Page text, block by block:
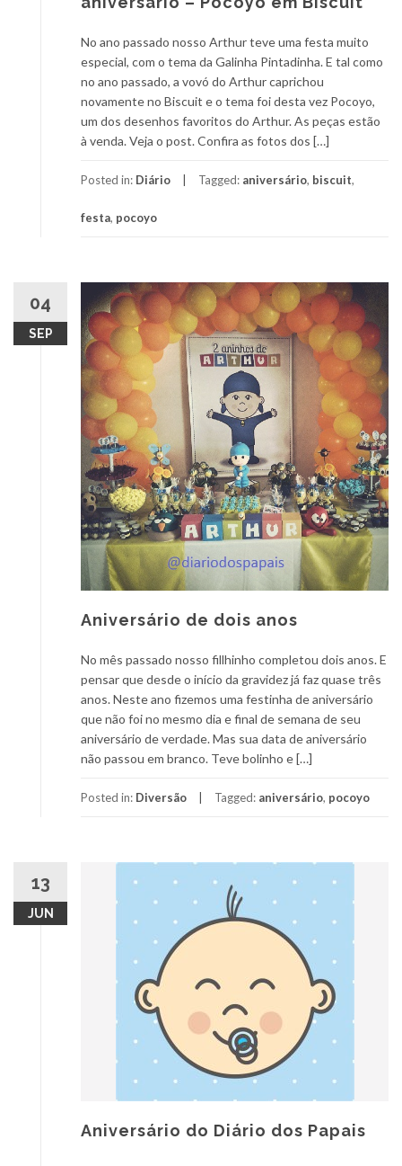
No ano passado nosso Arthur teve uma festa muito
especial, com o tema da Galinha Pintadinha. E tal como
no ano passado, a vovó do Arthur caprichou
novamente no Biscuit e o tema foi desta vez Pocoyo,
um dos desenhos favoritos do Arthur. As peças estão
à venda. Veja o post. Confira as fotos dos […]
Posted in: Diário Tagged: aniversário, biscuit,
festa, pocoyo
04
SEP
Aniversário de dois anos
No mês passado nosso fillhinho completou dois anos. E
pensar que desde o início da gravidez já faz quase três
anos. Neste ano fizemos uma festinha de aniversário
que não foi no mesmo dia e final de semana de seu
aniversário de verdade. Mas sua data de aniversário
não passou em branco. Teve bolinho e […]
Posted in: Diversão Tagged: aniversário, pocoyo
13
JUN
Aniversário do Diário dos Papais